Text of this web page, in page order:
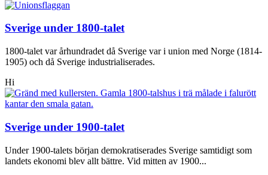
Sverige under 1800-talet
1800-talet var århundradet då Sverige var i union med Norge (1814-
1905) och då Sverige industrialiserades.
Hi
Sverige under 1900-talet
Under 1900-talets början demokratiserades Sverige samtidigt som
landets ekonomi blev allt bättre. Vid mitten av 1900...